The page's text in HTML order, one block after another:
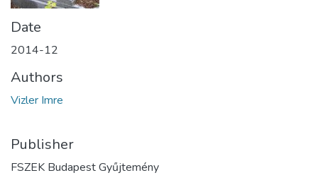
Date
2014-12
Authors
Vizler Imre
Publisher
FSZEK Budapest Gyűjtemény